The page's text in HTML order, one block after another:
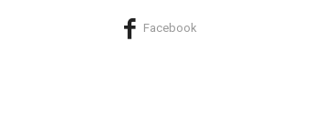
Facebook